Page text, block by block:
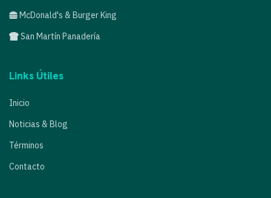
McDonald's & Burger King
San Martín Panadería
Links Útiles
Inicio
Noticias & Blog
Términos
Contacto